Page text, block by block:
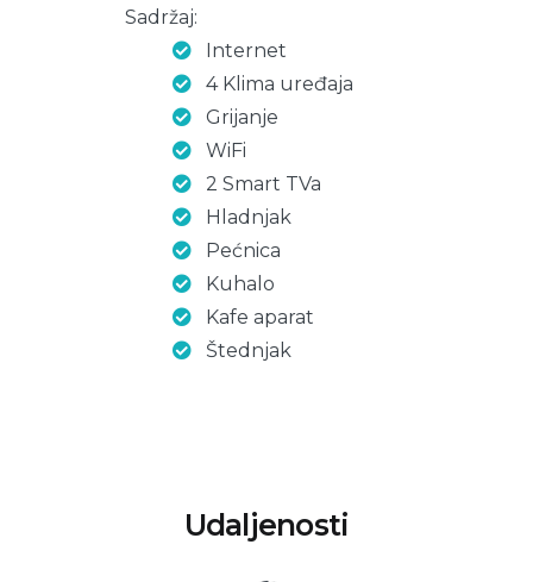
Sadržaj:
Internet
4 Klima uređaja
Grijanje
WiFi
2 Smart TVa
Hladnjak
Pećnica
Kuhalo
Kafe aparat
Štednjak
Udaljenosti